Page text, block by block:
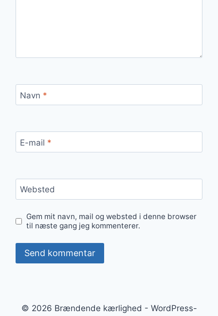
Navn *
E-mail *
Websted
Gem mit navn, mail og websted i denne browser
til næste gang jeg kommenterer.
© 2026 Brændende kærlighed - WordPress-